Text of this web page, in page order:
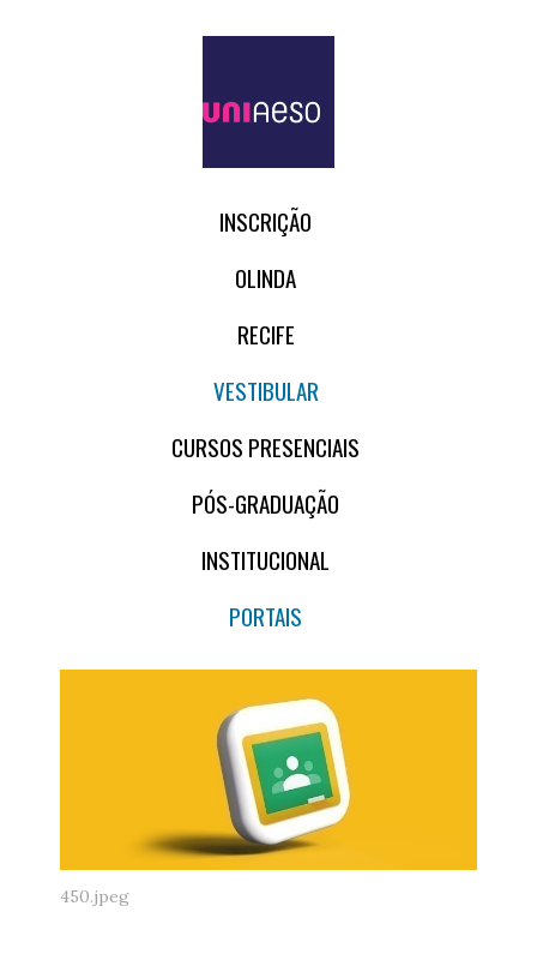
INSCRIÇÃO
OLINDA
RECIFE
VESTIBULAR
CURSOS PRESENCIAIS
PÓS-GRADUAÇÃO
INSTITUCIONAL
PORTAIS
450.jpeg